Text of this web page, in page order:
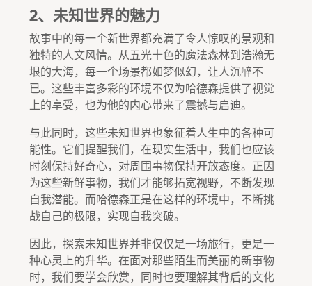
2、未知世界的魅力
故事中的每一个新世界都充满了令人惊叹的景观和
独特的人文风情。从五光十色的魔法森林到浩瀚无
垠的大海，每一个场景都如梦似幻，让人沉醉不
已。这些丰富多彩的环境不仅为哈德森提供了视觉
上的享受，也为他的内心带来了震撼与启迪。
与此同时，这些未知世界也象征着人生中的各种可
能性。它们提醒我们，在现实生活中，我们也应该
时刻保持好奇心，对周围事物保持开放态度。正因
为这些新鲜事物，我们才能够拓宽视野，不断发现
自我潜能。而哈德森正是在这样的环境中，不断挑
战自己的极限，实现自我突破。
因此，探索未知世界并非仅仅是一场旅行，更是一
种心灵上的升华。在面对那些陌生而美丽的新事物
时，我们要学会欣赏，同时也要理解其背后的文化